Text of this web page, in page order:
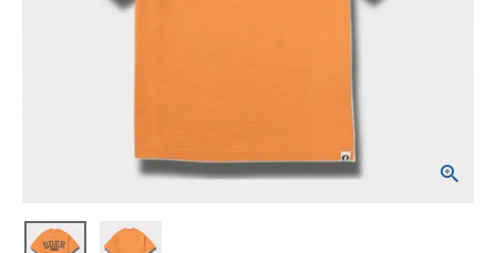
Tシャツ・ロングスリーブ